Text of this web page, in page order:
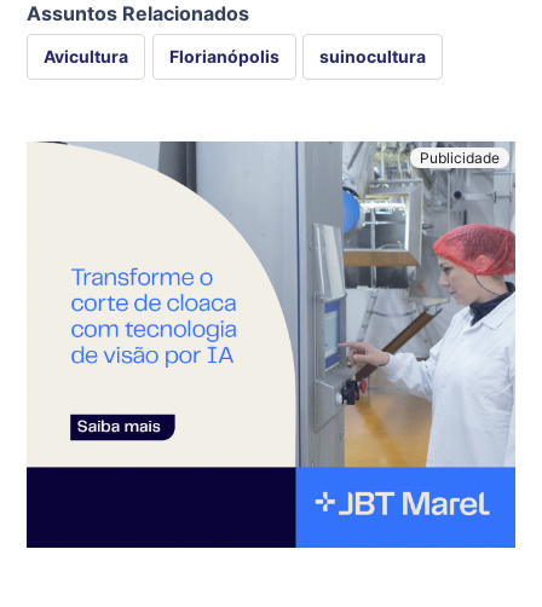
Assuntos Relacionados
Avicultura Florianópolis suinocultura